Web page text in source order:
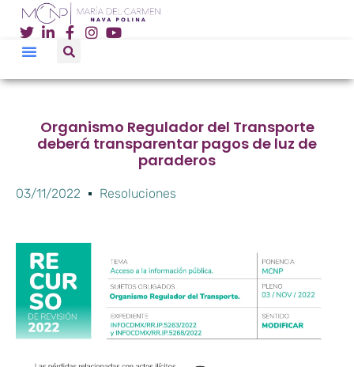
Organismo Regulador del Transporte
deberá transparentar pagos de luz de
paraderos
03/11/2022 Resoluciones